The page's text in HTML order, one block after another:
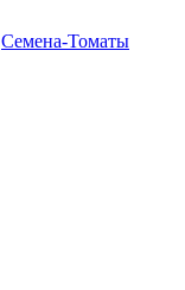
Семена-Томаты